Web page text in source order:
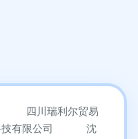
四川瑞利尔贸易
有限公司
沈